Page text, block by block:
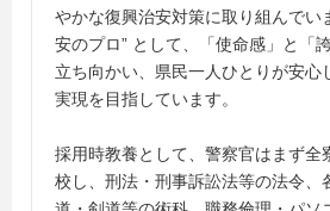
やかな復興治安対策に取り組んでい
安のプロ” として、「使命感」と「
立ち向かい、県民一人ひとりが安心
実現を目指しています。
採用時教養として、警察官はまず全
校し、刑法・刑事訴訟法等の法令、